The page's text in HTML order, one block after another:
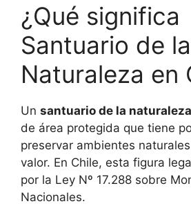
¿Qué significa
Santuario de la
Naturaleza en
Un santuario de la naturaleza
de área protegida que tiene
preservar ambientes
valor. En Chile, esta figura
por la Ley Nº 17.288 sobre
Nacionales.